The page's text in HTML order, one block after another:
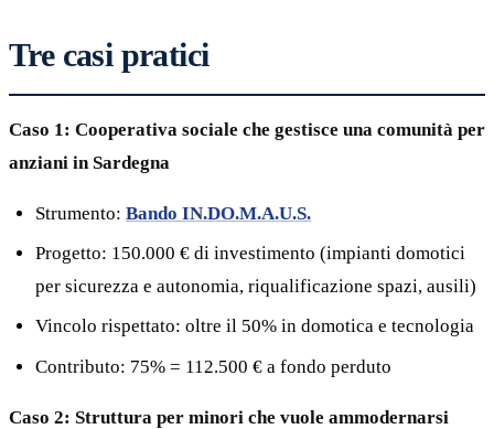
Tre casi pratici
Caso 1: Cooperativa sociale che gestisce una comunità per
anziani in Sardegna
Strumento: Bando IN.DO.M.A.U.S.
Progetto: 150.000 € di investimento (impianti domotici
per sicurezza e autonomia, riqualificazione spazi, ausili)
Vincolo rispettato: oltre il 50% in domotica e tecnologia
Contributo: 75% = 112.500 € a fondo perduto
Caso 2: Struttura per minori che vuole ammodernarsi